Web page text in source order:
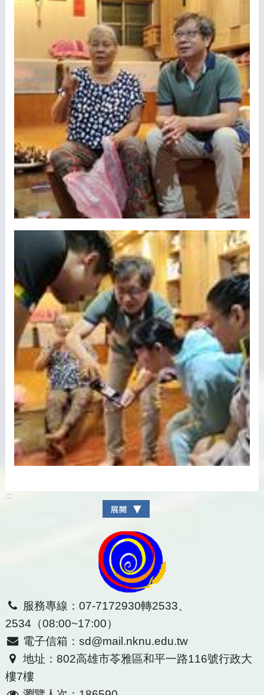
:::
服務專線：07-7172930轉2533、
2534（08:00~17:00）
電子信箱：sd@mail.nknu.edu.tw
地址：802高雄市苓雅區和平一路116號行政大
樓7樓